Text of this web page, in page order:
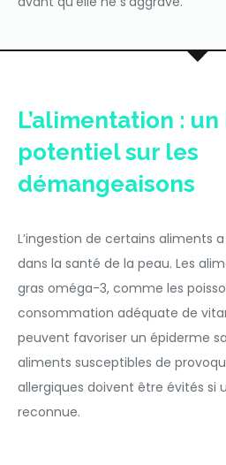
L’alimentation :
potentiel sur les
démangeaisons
L’ingestion de certains aliments
dans la santé de la peau. Les
gras oméga-3, comme les
consommation adéquate de
peuvent favoriser un épiderme
aliments susceptibles de
allergiques doivent être évités si
reconnue.